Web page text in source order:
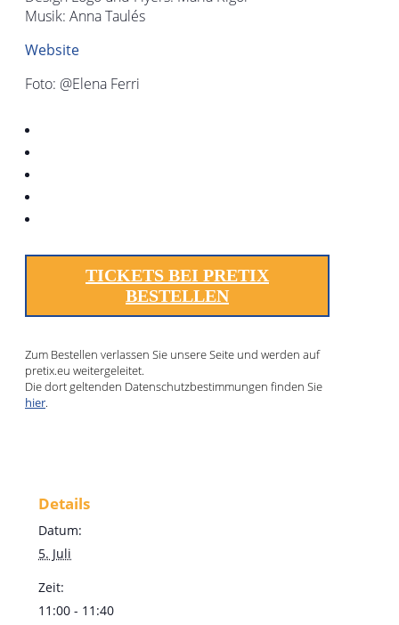
Musik: Anna Taulés
Website
Foto: @Elena Ferri
TICKETS BEI PRETIX
BESTELLEN
Zum Bestellen verlassen Sie unsere Seite und werden auf
pretix.eu weitergeleitet.
Die dort geltenden Datenschutzbestimmungen finden Sie
hier.
Details
Datum:
5. Juli
Zeit:
11:00 - 11:40